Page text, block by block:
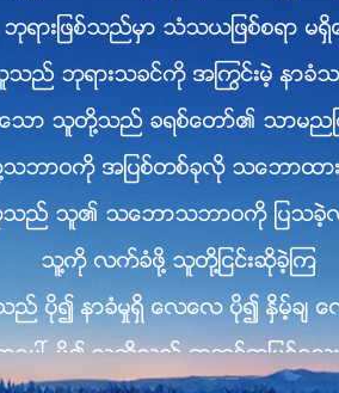
ားျဖစ္သည္မွာ သံသယျဖစ္စရာ မ
ည္ ဘုရားသခင္ကို အႂကြင္းမဲ့ နာခံ
သာ သူတို႔သည္ ခရစ္ေတာ္၏ သာမညျ
သဘာဝကို အျပစ္တစ္ခုလို သေဘာထား
ည္ သူ၏ သေဘာသဘာဝကို ျပသခဲ့
သူ႔ကို လက္ခံဖို႔ သူတို႔ျငင္းဆိုခဲ့ၾက
ပို၍ နာခံမႈရွိ ေလေလ ပို၍ ႏွိမ့္ခ်
ေပၚ ပို၍ သူတို႔သည္ အထင္အျမင္ေသ